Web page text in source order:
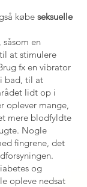
købe seksuelle
en
at stimulere
fx en vibrator
bad, til at
lidt op i
oplever mange,
mere blodfyldte
Nogle
fingrene, det
og
opleve nedsat